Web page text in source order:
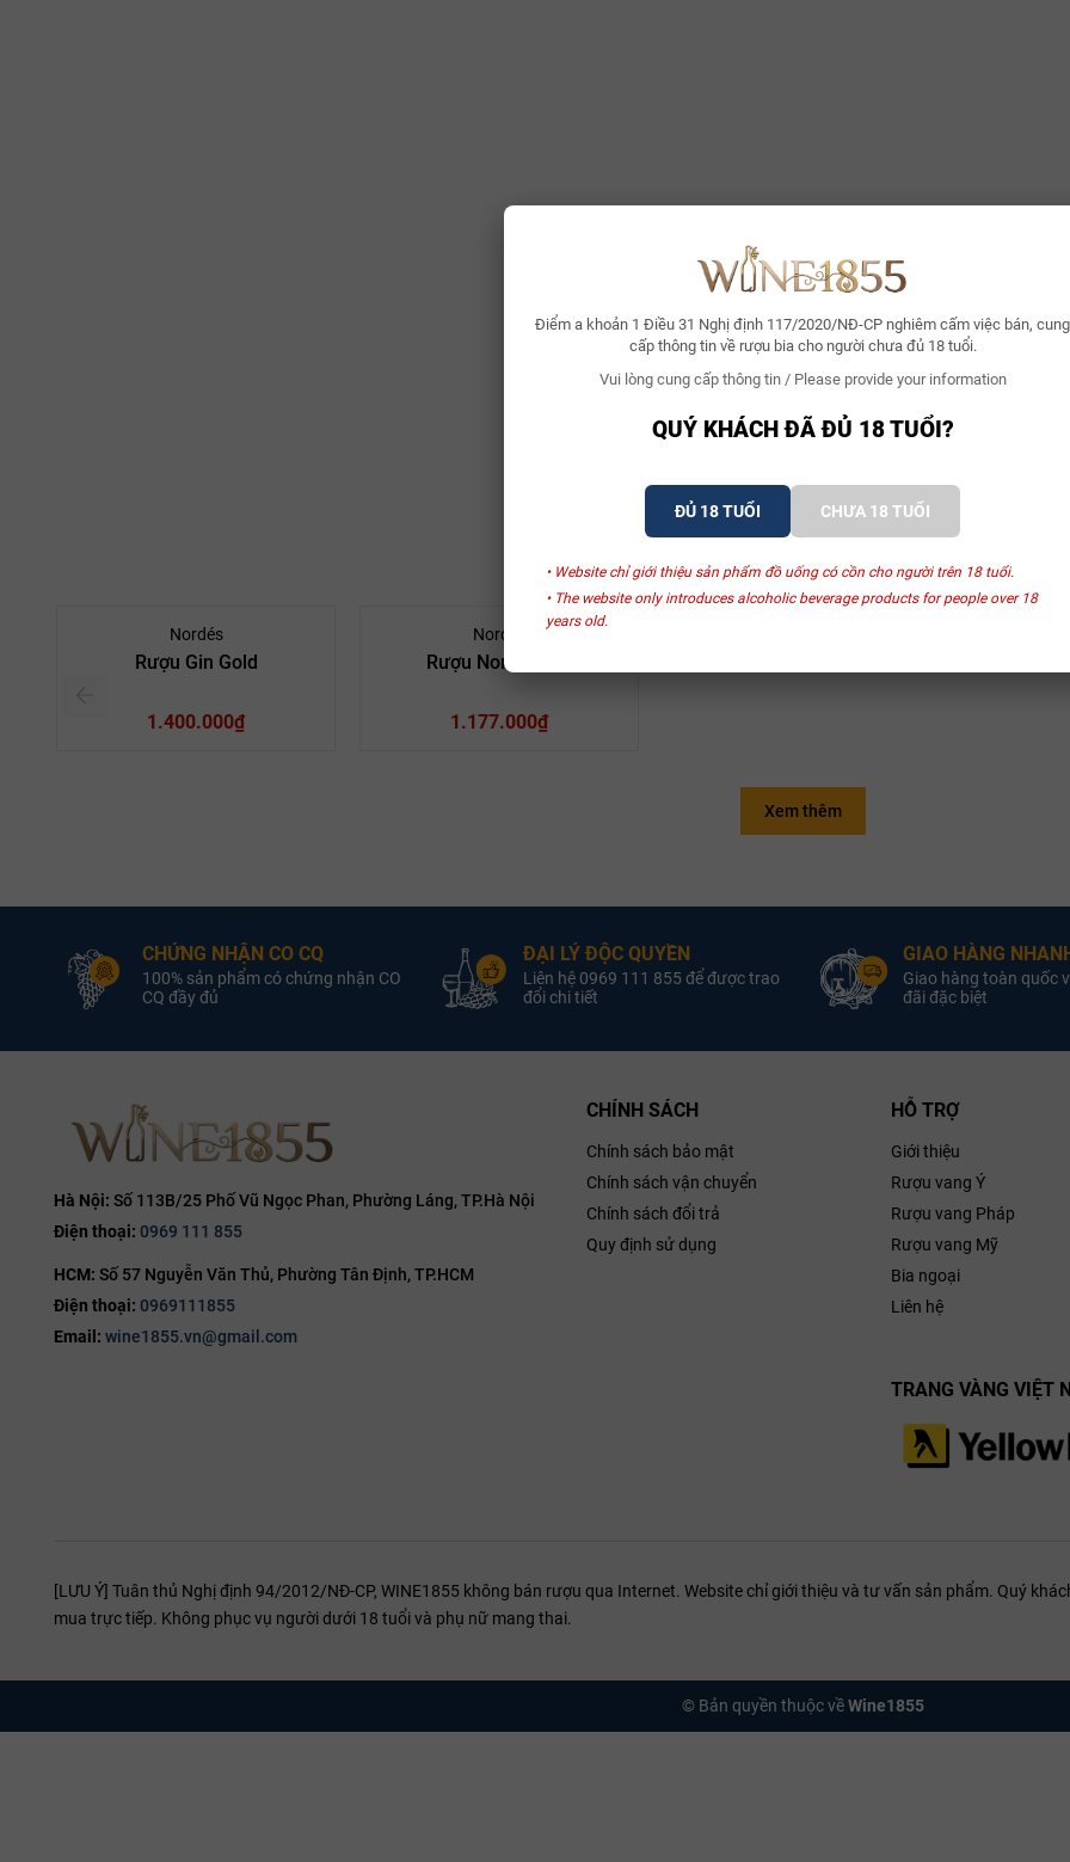
Điểm a khoản 1 Điều 31 Nghị định 117/2020/NĐ-CP nghiêm cấm việc bán, cung
cấp thông tin về rượu bia cho người chưa đủ 18 tuổi.
Vui lòng cung cấp thông tin / Please provide your information
QUÝ KHÁCH ĐÃ ĐỦ 18 TUỔI?
ĐỦ 18 TUỔI CHƯA 18 TUỔI
• Website chỉ giới thiệu sản phẩm đồ uống có cồn cho người trên 18 tuổi.
• The website only introduces alcoholic beverage products for people over 18
years old.
SẢN PHẨM LIÊN QUAN
Nordés
Rượu Gin Gold
1.400.000₫
Nhà Sản Xuất:
Nordés
Dung Tích:
700ml
Nordés
Rượu Nordés Gin
1.177.000₫
Nhà Sản Xuất:
Nordés
Dung Tích:
700ml
Xem thêm
CHỨNG NHẬN CO CQ
100% sản phẩm có chứng nhận CO
CQ đầy đủ
ĐẠI LÝ ĐỘC QUYỀN
Liên hệ 0969 111 855 để được trao
đổi chi tiết
GIAO HÀNG
Giao hàng toàn quốc
đãi đặc biệt
Hà Nội: Số 113B/25 Phố Vũ Ngọc Phan, Phường Láng, TP.Hà Nội
Điện thoại: 0969 111 855
HCM: Số 57 Nguyễn Văn Thủ, Phường Tân Định, TP.HCM
Điện thoại: 0969111855
Email: wine1855.vn@gmail.com
CHÍNH SÁCH
Chính sách bảo mật
Chính sách vận chuyển
Chính sách đổi trả
Quy định sử dụng
HỖ TRỢ
Giới thiệu
Rượu vang Ý
Rượu vang Pháp
Rượu vang Mỹ
Bia ngoại
Liên hệ
TRANG VÀNG VIỆT
[LƯU Ý] Tuân thủ Nghị định 94/2012/NĐ-CP, WINE1855 không bán rượu qua Internet. Website chỉ giới thiệu và tư vấn sản phẩm. Quý
mua trực tiếp. Không phục vụ người dưới 18 tuổi và phụ nữ mang thai.
© Bản quyền thuộc vềWine1855